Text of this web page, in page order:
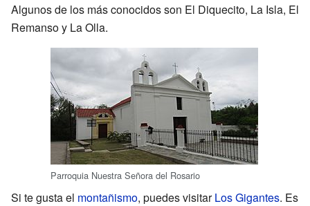
Algunos de los más conocidos son El Diquecito, La Isla, El
Remanso y La Olla.
Parroquia Nuestra Señora del Rosario
Si te gusta el montañismo, puedes visitarLos Gigantes. Es